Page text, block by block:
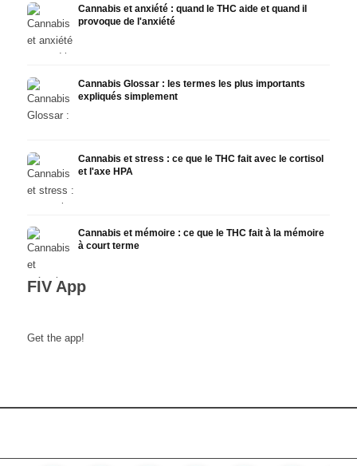
Cannabis et anxiété : quand le THC aide et quand il
provoque de l'anxiété
Cannabis Glossar : les termes les plus importants
expliqués simplement
Cannabis et stress : ce que le THC fait avec le cortisol
et l'axe HPA
Cannabis et mémoire : ce que le THC fait à la mémoire
à court terme
FIV App
Get the app!